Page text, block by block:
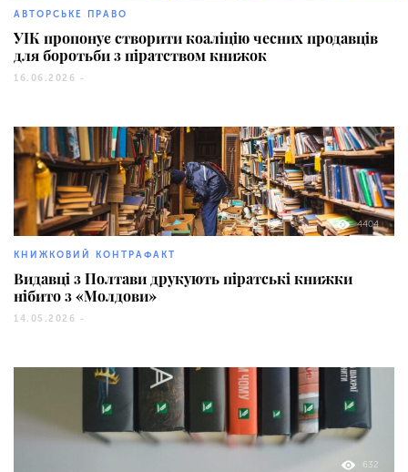
АВТОРСЬКЕ ПРАВО
УІК пропонує створити коаліцію чесних продавців
для боротьби з піратством книжок
16.06.2026 -
4404
КНИЖКОВИЙ КОНТРАФАКТ
Видавці з Полтави друкують піратські книжки
нібито з «Молдови»
14.05.2026 -
632